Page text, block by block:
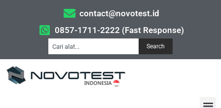
contact@novotest.id
0857-1711-2222 (Fast Response)
Search